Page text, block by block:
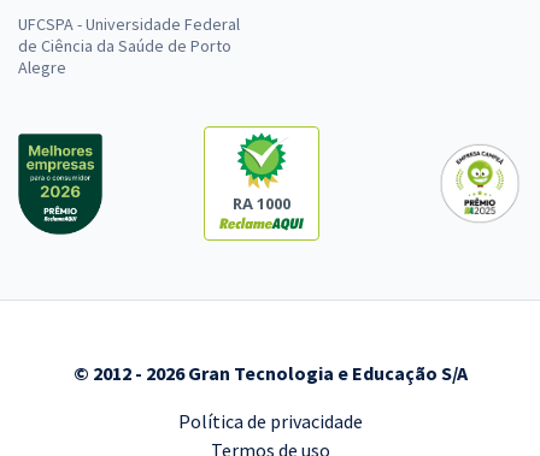
UFCSPA - Universidade Federal
de Ciência da Saúde de Porto
Alegre
RA 1000
© 2012 - 2026 Gran Tecnologia e Educação S/A
Política de privacidade
Termos de uso